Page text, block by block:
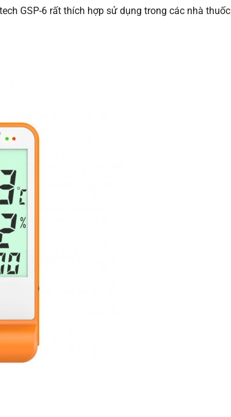
GSP-6 rất thích hợp sử dụng trong các nhà thuốc